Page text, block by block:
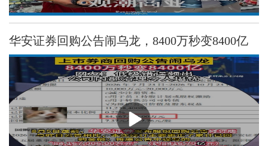
华安证券回购公告闹乌龙，8400万秒变8400亿